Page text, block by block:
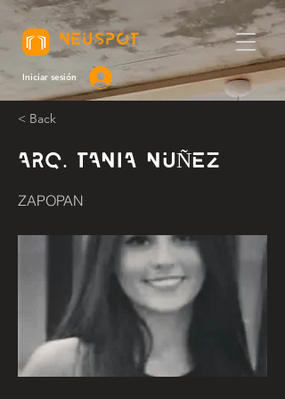
NEUSPOT
Iniciar sesión
< Back
ARQ. TANIA NUÑEZ
ZAPOPAN